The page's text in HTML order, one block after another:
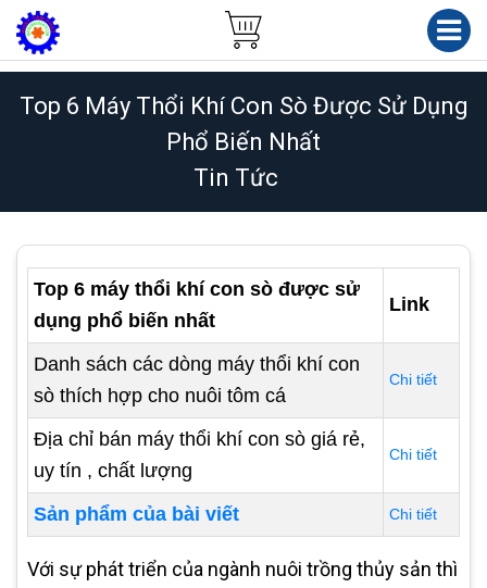
Top 6 Máy Thổi Khí Con Sò Được Sử Dụng
Phổ Biến Nhất
Tin Tức
Top 6 máy thổi khí con sò được sử
dụng phổ biến nhất
Link
Danh sách các dòng máy thổi khí con
sò thích hợp cho nuôi tôm cá
Chi tiết
Địa chỉ bán máy thổi khí con sò giá rẻ,
uy tín , chất lượng
Chi tiết
Sản phẩm của bài viết Chi tiết
Với sự phát triển của ngành nuôi trồng thủy sản thì